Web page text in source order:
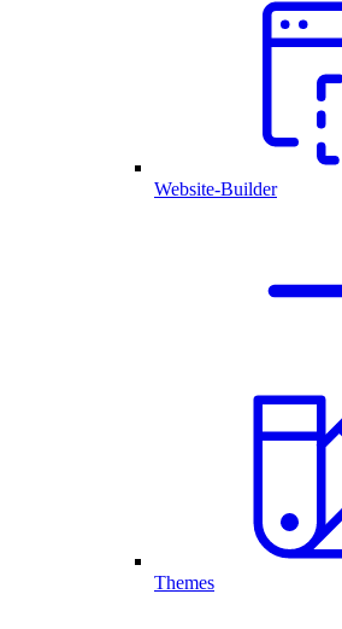
Website-Builder
Themes